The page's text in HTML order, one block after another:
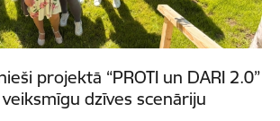
projektā “PROTI un DARI 2.0”
dzīves scenāriju